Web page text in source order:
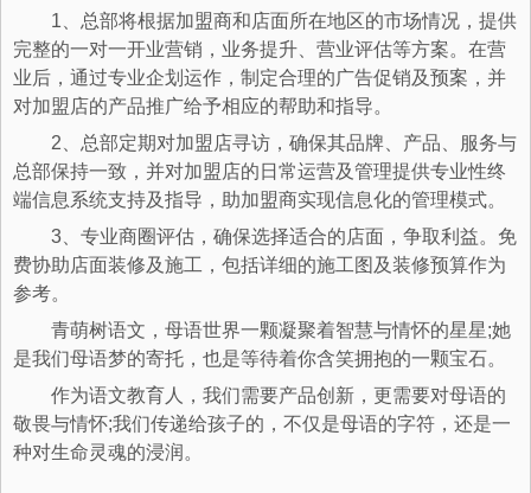
1、总部将根据加盟商和店面所在地区的市场情况，提供
完整的一对一开业营销，业务提升、营业评估等方案。在营
业后，通过专业企划运作，制定合理的广告促销及预案，并
对加盟店的产品推广给予相应的帮助和指导。
2、总部定期对加盟店寻访，确保其品牌、产品、服务与
总部保持一致，并对加盟店的日常运营及管理提供专业性终
端信息系统支持及指导，助加盟商实现信息化的管理模式。
3、专业商圈评估，确保选择适合的店面，争取利益。免
费协助店面装修及施工，包括详细的施工图及装修预算作为
参考。
青萌树语文，母语世界一颗凝聚着智慧与情怀的星星;她
是我们母语梦的寄托，也是等待着你含笑拥抱的一颗宝石。
作为语文教育人，我们需要产品创新，更需要对母语的
敬畏与情怀;我们传递给孩子的，不仅是母语的字符，还是一
种对生命灵魂的浸润。